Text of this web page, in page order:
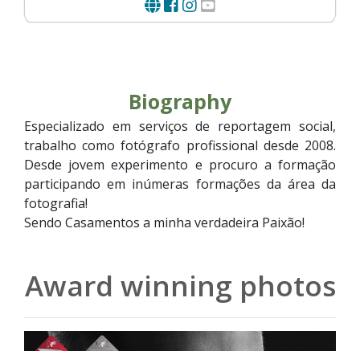
Biography
Especializado em serviços de reportagem social,
trabalho como fotógrafo profissional desde 2008.
Desde jovem experimento e procuro a formação
participando em inúmeras formações da área da
fotografia!
Sendo Casamentos a minha verdadeira Paixão!
Award winning photos